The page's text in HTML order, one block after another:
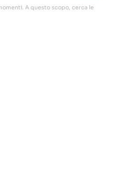
A questo scopo, cerca le